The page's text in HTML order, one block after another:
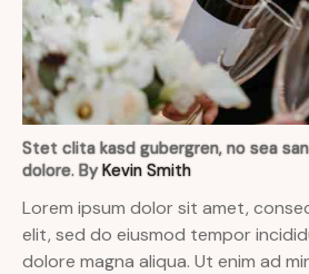
Stet clita kasd gubergren, no sea
dolore. ByKevin Smith
Lorem ipsum dolor sit amet,
elit, sed do eiusmod tempor
dolore magna aliqua. Ut enim ad